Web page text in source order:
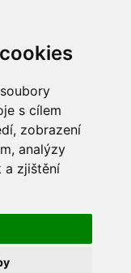
s cílem
zobrazení
analýzy
a zjištění